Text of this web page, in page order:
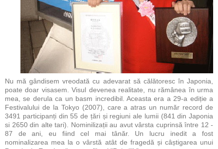
Nu mă gândisem vreodată cu adevarat să călătoresc în Japonia,
poate doar visasem. Visul devenea realitate, nu rămânea în urma
mea, se derula ca un basm incredibil. Aceasta era a 29-a ediție a
Festivalului de la Tokyo (2007), care a atras un număr record de
3491 participanți din 55 de țări și regiuni ale lumii (841 din Japonia
si 2650 din alte tari). Nominilizații au avut vârsta cuprinsă între 12 -
87 de ani, eu fiind cel mai tânăr. Un lucru inedit a fost
nominalizarea mea la o vârstă atât de fragedă și câștigarea unui